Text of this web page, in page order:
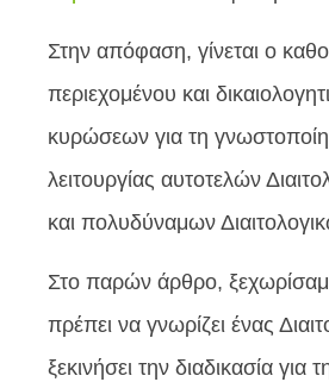
Στην απόφαση, γίνεται ο
περιεχομένου και
κυρώσεων για τη
λειτουργίας αυτοτελών
και πολυδύναμων
Στο παρών άρθρο,
πρέπει να γνωρίζει ένας
ξεκινήσει την διαδικασία για